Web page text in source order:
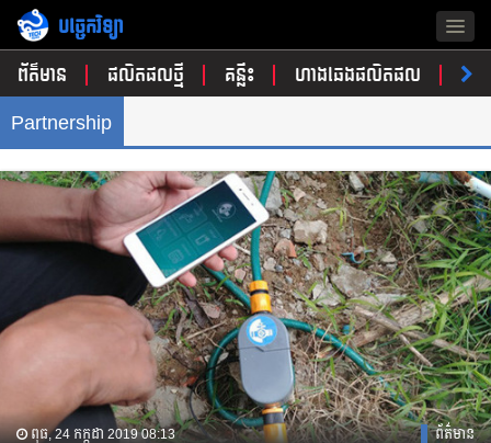
បច្ចេកវិទ្យា
ព័ត៌មាន ផលិតផលថ្មី គន្លឹះ ហាងឆេងផលិតផល ចំណ
Partnership
ពុធ, 24 កក្កដា 2019 08:13 ព័ត៌មាន